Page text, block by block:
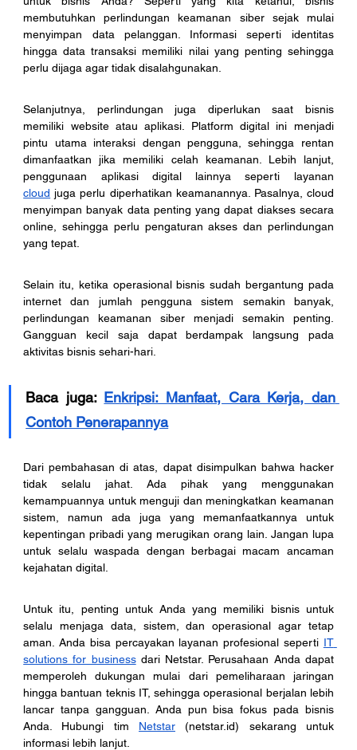
membutuhkan perlindungan keamanan siber sejak mulai
menyimpan data pelanggan. Informasi seperti identitas
hingga data transaksi memiliki nilai yang penting sehingga
perlu dijaga agar tidak disalahgunakan.
Selanjutnya, perlindungan juga diperlukan saat bisnis
memiliki website atau aplikasi. Platform digital ini menjadi
pintu utama interaksi dengan pengguna, sehingga rentan
dimanfaatkan jika memiliki celah keamanan. Lebih lanjut,
cloud juga perlu diperhatikan keamanannya. Pasalnya, cloud
menyimpan banyak data penting yang dapat diakses secara
online, sehingga perlu pengaturan akses dan perlindungan
yang tepat.
Selain itu, ketika operasional bisnis sudah bergantung pada
internet dan jumlah pengguna sistem semakin banyak,
perlindungan keamanan siber menjadi semakin penting.
Gangguan kecil saja dapat berdampak langsung pada
aktivitas bisnis sehari-hari.
Baca juga: Enkripsi: Manfaat, Cara Kerja, dan
Contoh Penerapannya
Dari pembahasan di atas, dapat disimpulkan bahwa hacker
tidak selalu jahat. Ada pihak yang menggunakan
kemampuannya untuk menguji dan meningkatkan keamanan
sistem, namun ada juga yang memanfaatkannya untuk
kepentingan pribadi yang merugikan orang lain. Jangan lupa
untuk selalu waspada dengan berbagai macam ancaman
kejahatan digital.
Untuk itu, penting untuk Anda yang memiliki bisnis untuk
selalu menjaga data, sistem, dan operasional agar tetap
aman. Anda bisa percayakan layanan profesional seperti IT
solutions for business dari Netstar. Perusahaan Anda dapat
memperoleh dukungan mulai dari pemeliharaan jaringan
hingga bantuan teknis IT, sehingga operasional berjalan lebih
lancar tanpa gangguan. Anda pun bisa fokus pada bisnis
Anda. Hubungi tim Netstar (netstar.id) sekarang untuk
informasi lebih lanjut.